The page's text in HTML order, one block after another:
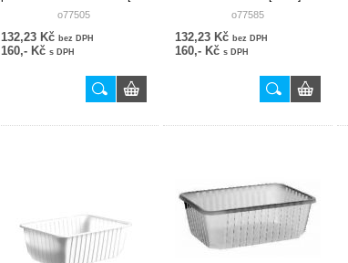
o77505
132,23 Kč bez DPH
160,- Kč s DPH
o77585
132,23 Kč bez DPH
160,- Kč s DPH